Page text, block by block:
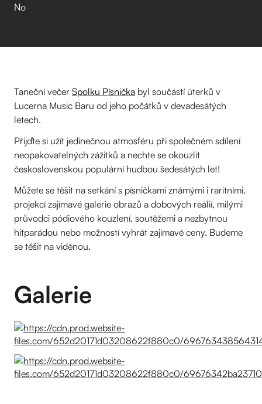
No
Taneční večer Spolku Písnička byl součástí úterků v
Lucerna Music Baru od jeho počátků v devadesátých
letech.
Přijďte si užít jedinečnou atmosféru při společném sdílení
neopakovatelných zážitků a nechte se okouzlit
československou populární hudbou šedesátých let!
Můžete se těšit na setkání s písničkami známými i raritními,
projekcí zajímavé galerie obrazů a dobových reálií, milými
průvodci pódiového kouzlení, soutěžemi a nezbytnou
hitparádou nebo možností vyhrát zajímavé ceny. Budeme
se těšit na viděnou.
Galerie